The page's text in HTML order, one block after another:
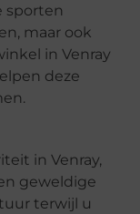
sporten
maar ook
in Venray
deze
in Venray,
geweldige
terwijl u